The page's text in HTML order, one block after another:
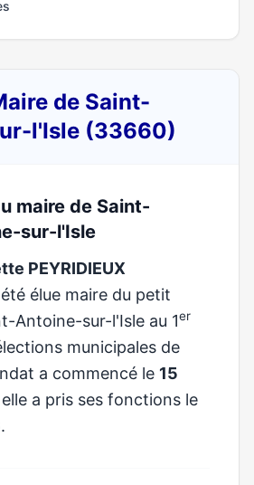
de Saint-
l'Isle (33660)
maire de Saint-
sur-l'Isle
PEYRIDIEUX
élue maire du petit
Antoine-sur-l'Isle au 1er
municipales de
a commencé le 15
a pris ses fonctions le
.